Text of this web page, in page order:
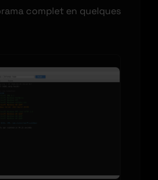
complet en quelques